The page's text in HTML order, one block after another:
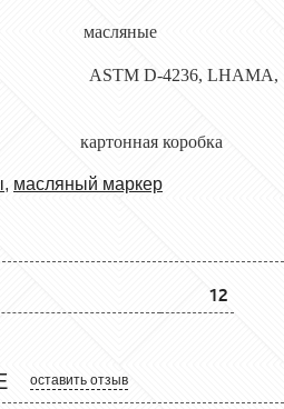
масляные
ASTM D-4236, LHAMA,
картонная коробка
, масляный маркер
12
оставить отзыв